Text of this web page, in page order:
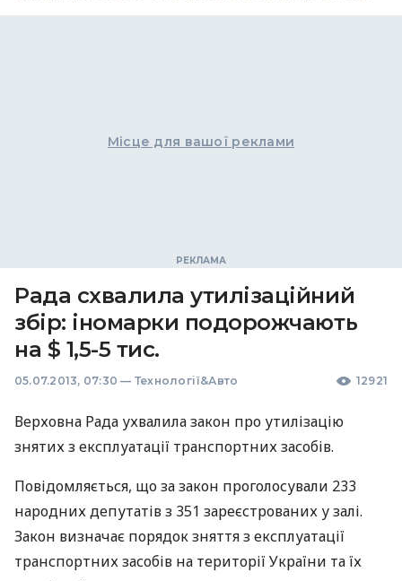
Місце для вашої реклами
Рада схвалила утилізаційний
збір: іномарки подорожчають
на $ 1,5-5 тис.
05.07.2013, 07:30 — Технології&Авто 12921
Верховна Рада ухвалила закон про утилізацію
знятих з експлуатації транспортних засобів.
Повідомляється, що за закон проголосували 233
народних депутатів з 351 зареєстрованих у залі.
Закон визначає порядок зняття з експлуатації
транспортних засобів на території України та їх